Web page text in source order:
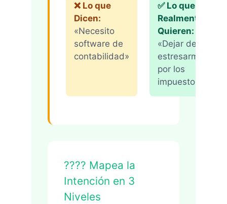
❌ Lo que
Dicen:
«Necesito
software de
contabilidad»
✅ Lo que
Realmente
Quieren:
«Dejar de
estresarme
por los
impuestos»
???? Mapea la
Intención en 3
Niveles